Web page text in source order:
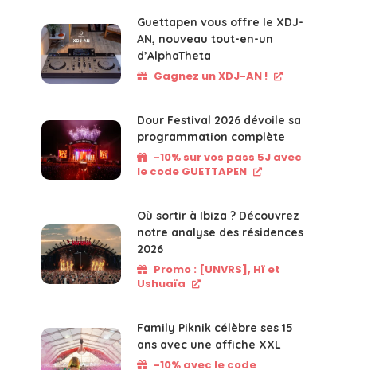
Guettapen vous offre le XDJ-
AN, nouveau tout-en-un
d’AlphaTheta
Gagnez un XDJ-AN !
Dour Festival 2026 dévoile sa
programmation complète
-10% sur vos pass 5J avec
le code GUETTAPEN
Où sortir à Ibiza ? Découvrez
notre analyse des résidences
2026
Promo : [UNVRS], Hï et
Ushuaïa
Family Piknik célèbre ses 15
ans avec une affiche XXL
-10% avec le code